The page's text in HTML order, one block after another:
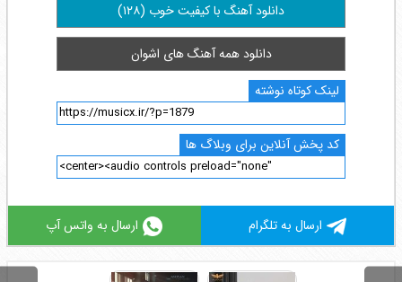
دانلود آهنگ با کیفیت خوب (۱۲۸)
دانلود همه آهنگ های اشوان
لینک کوتاه نوشته
کد پخش آنلاین برای وبلاگ ها
ارسال به تلگرام ارسال به واتس آپ